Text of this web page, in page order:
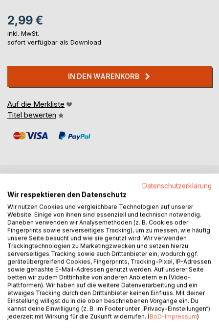
2,99 €
inkl. MwSt.
sofort verfügbar als Download
IN DEN WARENKORB
Auf die Merkliste
Titel bewerten
BESCHREIBUNG
The hush of the court, which had been broken when the
foreman of the jury returned their verdict, was intensified
as the Judge, with a quick glance over his pince-nez at the
tall prisoner, marshalled his papers with the precision and
method which old men display in tense moments such as
these. He gathered them together, white paper and blue
and buff and stacked them in a neat heap on a tiny ledge to
the left of his desk. Then he took his pen and wrote a few
words on a printed paper before him.
Another breathless pause and he groped beneath the desk
and brought out a small square of black silk and carefully
Datenschutzerklärung
Wir respektieren den Datenschutz
Wir nutzen Cookies und vergleichbare Technologien auf unserer
Website. Einige von ihnen sind essenziell und technisch notwendig.
Daneben verwenden wir Analysemethoden (z. B. Cookies oder
Fingerprints sowie serverseitiges Tracking), um zu messen, wie häufig
unsere Seite besucht und wie sie genutzt wird. Wir verwenden
Trackingtechnologien zu Marketingzwecken und setzen hierzu
serverseitiges Tracking sowie auch Drittanbieter ein, wodurch ggf.
geräteübergreifend Cookies, Fingerprints, Tracking-Pixel, IP-Adressen
sowie gehashte E-Mail-Adressen genutzt werden. Auf unserer Seite
betten wir zudem Drittinhalte von anderen Anbietern ein (Video-
Plattformen). Wir haben auf die weitere Datenverarbeitung und ein
etwaiges Tracking durch den Drittanbieter keinen Einfluss. Mit deiner
Einstellung willigst du in die oben beschriebenen Vorgänge ein. Du
kannst deine Einwilligung (z. B. im Footer unter „Privacy-Einstellungen“)
jederzeit mit Wirkung für die Zukunft widerrufen. (BoD-Impressum)